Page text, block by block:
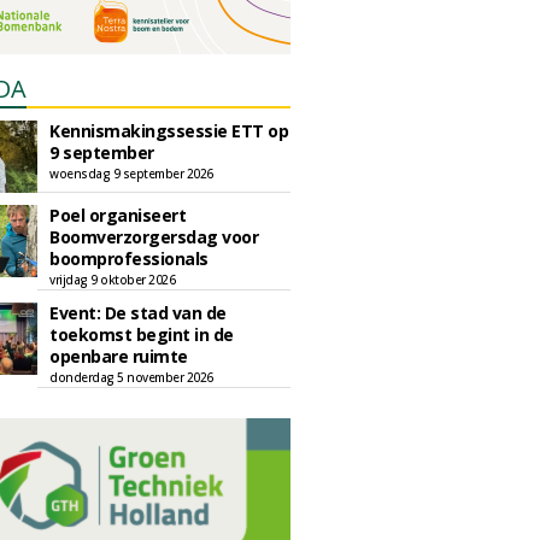
Kennismakingssessie ETT op
9 september
woensdag 9 september 2026
Poel organiseert
Boomverzorgersdag voor
boomprofessionals
vrijdag 9 oktober 2026
Event: De stad van de
toekomst begint in de
openbare ruimte
donderdag 5 november 2026